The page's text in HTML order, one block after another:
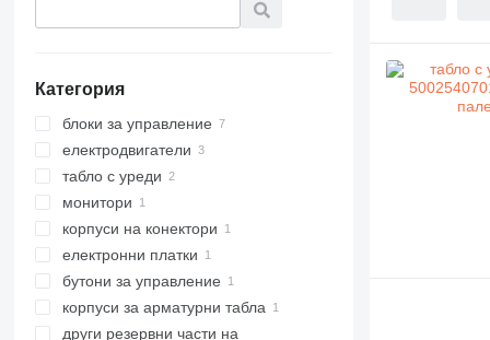
Категория
блоки за управление
електродвигатели
табло с уреди
монитори
корпуси на конектори
електронни платки
бутони за управление
корпуси за арматурни табла
други резервни части на